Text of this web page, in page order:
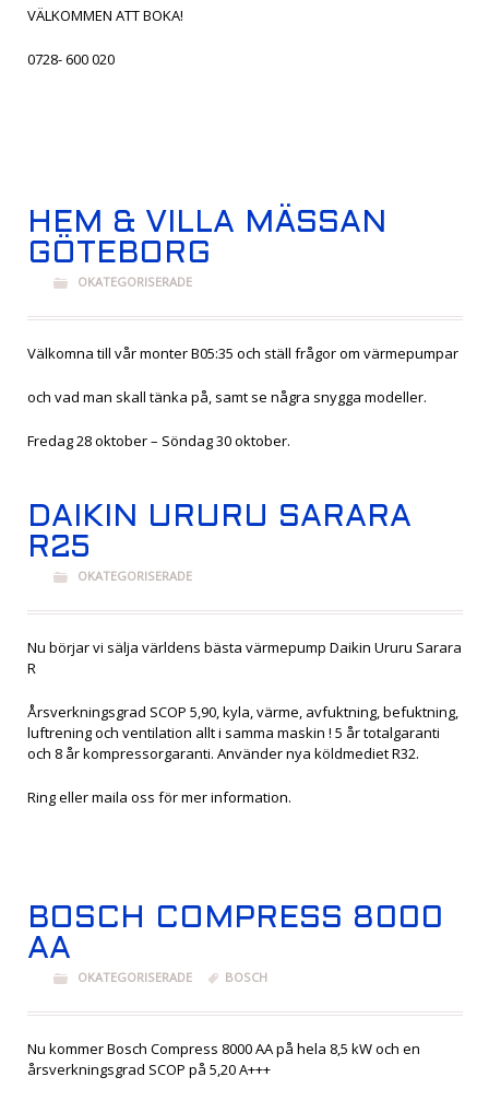
VÄLKOMMEN ATT BOKA!
0728- 600 020
HEM & VILLA MÄSSAN
GÖTEBORG
OKATEGORISERADE
Välkomna till vår monter B05:35 och ställ frågor om värmepumpar
och vad man skall tänka på, samt se några snygga modeller.
Fredag 28 oktober – Söndag 30 oktober.
DAIKIN URURU SARARA
R25
OKATEGORISERADE
Nu börjar vi sälja världens bästa värmepump Daikin Ururu Sarara
R
Årsverkningsgrad SCOP 5,90, kyla, värme, avfuktning, befuktning,
luftrening och ventilation allt i samma maskin ! 5 år totalgaranti
och 8 år kompressorgaranti. Använder nya köldmediet R32.
Ring eller maila oss för mer information.
BOSCH COMPRESS 8000
AA
OKATEGORISERADE BOSCH
Nu kommer Bosch Compress 8000 AA på hela 8,5 kW och en
årsverkningsgrad SCOP på 5,20 A+++